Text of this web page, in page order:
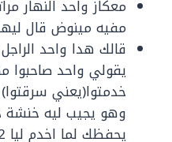
معكاز واحد النهار
مفيه مينوض قال
قالك هدا واحد
يقولي واحد صاحبوا
خدمتوا(يعني
وهو يجيب ليه خنشة